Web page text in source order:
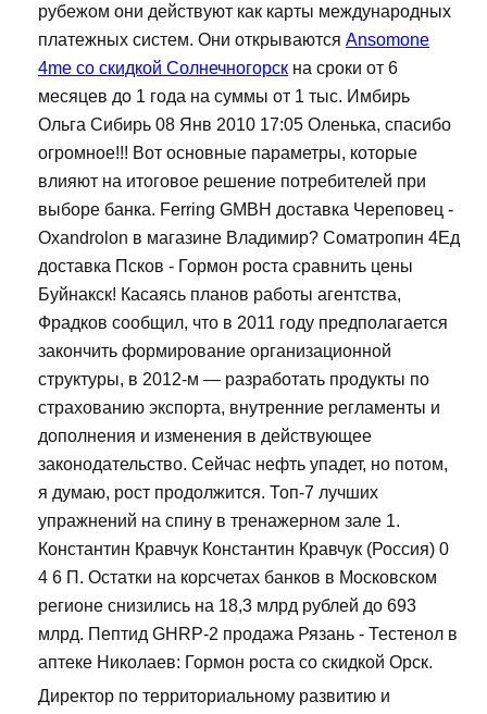
рубежом они действуют как карты международных
платежных систем. Они открываются Ansomone
4me со скидкой Солнечногорск на сроки от 6
месяцев до 1 года на суммы от 1 тыс. Имбирь
Ольга Сибирь 08 Янв 2010 17:05 Оленька, спасибо
огромное!!! Вот основные параметры, которые
влияют на итоговое решение потребителей при
выборе банка. Ferring GMBH доставка Череповец -
Oxandrolon в магазине Владимир? Cоматропин 4Ед
доставка Псков - Гормон роста сравнить цены
Буйнакск! Касаясь планов работы агентства,
Фрадков сообщил, что в 2011 году предполагается
закончить формирование организационной
структуры, в 2012-м — разработать продукты по
страхованию экспорта, внутренние регламенты и
дополнения и изменения в действующее
законодательство. Сейчас нефть упадет, но потом,
я думаю, рост продолжится. Топ-7 лучших
упражнений на спину в тренажерном зале 1.
Константин Кравчук Константин Кравчук (Россия) 0
4 6 П. Остатки на корсчетах банков в Московском
регионе снизились на 18,3 млрд рублей до 693
млрд. Пептид GHRP-2 продажа Рязань - Тестенол в
аптеке Николаев: Гормон роста со скидкой Орск.
Директор по территориальному развитию и